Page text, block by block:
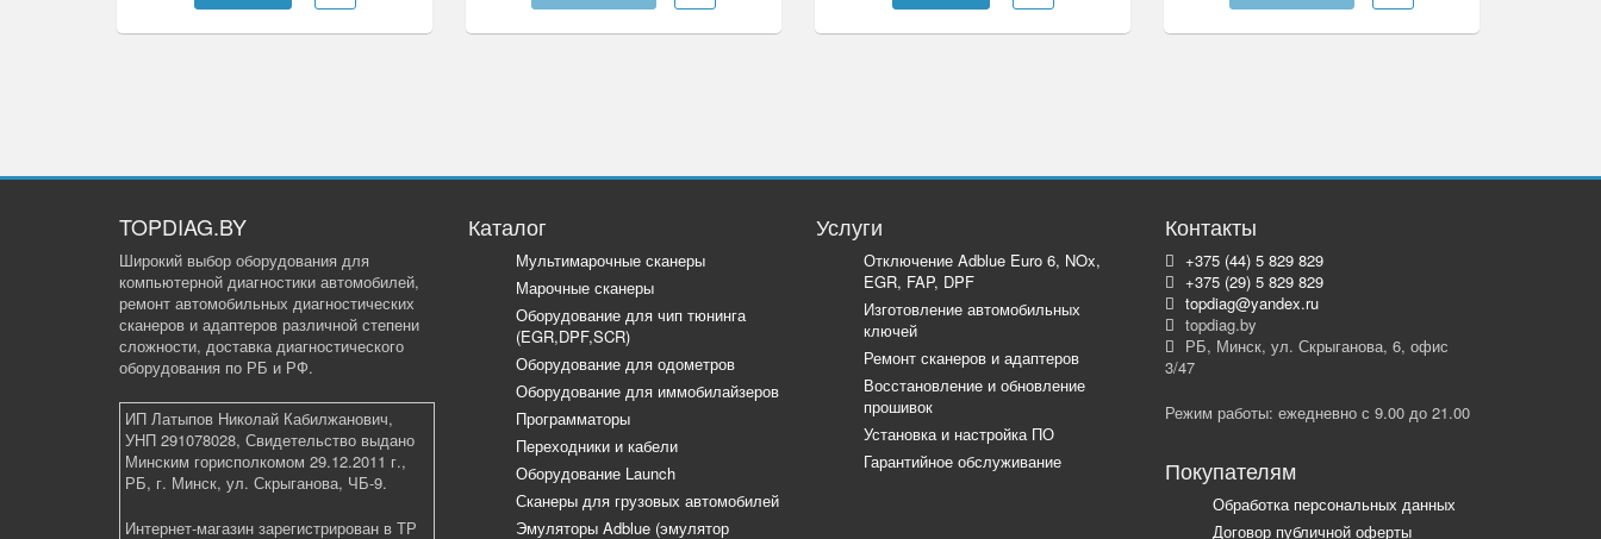
TOPDIAG.BY
Широкий выбор оборудования для
компьютерной диагностики автомобилей,
ремонт автомобильных диагностических
сканеров и адаптеров различной степени
сложности, доставка диагностического
оборудования по РБ и РФ.
ИП Латыпов Николай Кабилжанович,
УНП 291078028, Свидетельство выдано
Минским горисполкомом 29.12.2011 г.,
РБ, г. Минск, ул. Скрыганова, ЧБ-9.
Интернет-магазин зарегистрирован в ТР
Каталог
Мультимарочные сканеры
Марочные сканеры
Оборудование для чип тюнинга
(EGR,DPF,SCR)
Оборудование для одометров
Оборудование для иммобилайзеров
Программаторы
Переходники и кабели
Оборудование Launch
Сканеры для грузовых автомобилей
Эмуляторы Adblue (эмулятор
Услуги
Отключение Adblue Euro 6, NOx,
EGR, FAP, DPF
Изготовление автомобильных
ключей
Ремонт сканеров и адаптеров
Восстановление и обновление
прошивок
Установка и настройка ПО
Гарантийное обслуживание
Контакты
+375 (44) 5 829 829
+375 (29) 5 829 829
topdiag@yandex.ru
topdiag.by
РБ, Минск, ул. Скрыганова, 6, офис
3/47
Режим работы: ежедневно с 9.00 до 21.00
Покупателям
Обработка персональных данных
Договор публичной оферты